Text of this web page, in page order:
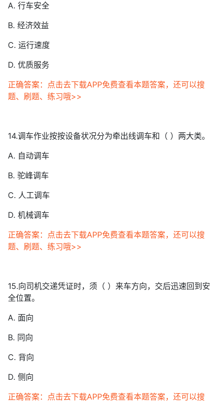
A. 行车安全
B. 经济效益
C. 运行速度
D. 优质服务
正确答案：点击去下载APP免费查看本题答案，还可以搜
题、刷题、练习哦>>
14.调车作业按按设备状况分为牵出线调车和（ ）两大类。
A. 自动调车
B. 驼峰调车
C. 人工调车
D. 机械调车
正确答案：点击去下载APP免费查看本题答案，还可以搜
题、刷题、练习哦>>
15.向司机交递凭证时，须（ ）来车方向，交后迅速回到安
全位置。
A. 面向
B. 同向
C. 背向
D. 侧向
正确答案：点击去下载APP免费查看本题答案，还可以搜